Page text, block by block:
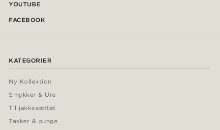
YOUTUBE
FACEBOOK
KATEGORIER
Ny Kollektion
Smykker & Ure
Til jakkesættet
Tasker & punge